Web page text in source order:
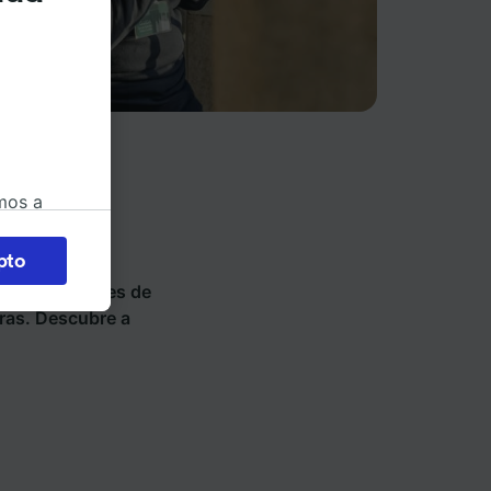
de tren y
vende billetes de
Descubre a
a
la
no se